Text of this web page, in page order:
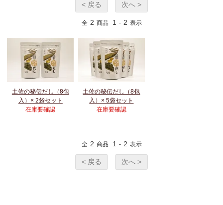
< 戻る 次へ >
全 2 商品 1 - 2 表示
土佐の秘伝だし（8包
入）× 2袋セット
在庫要確認
土佐の秘伝だし（8包
入）× 5袋セット
在庫要確認
全 2 商品 1 - 2 表示
< 戻る 次へ >